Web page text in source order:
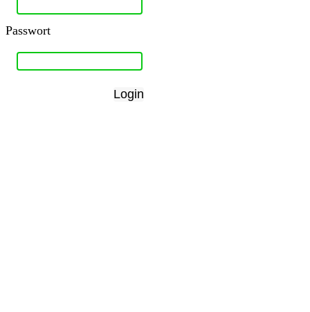
Passwort